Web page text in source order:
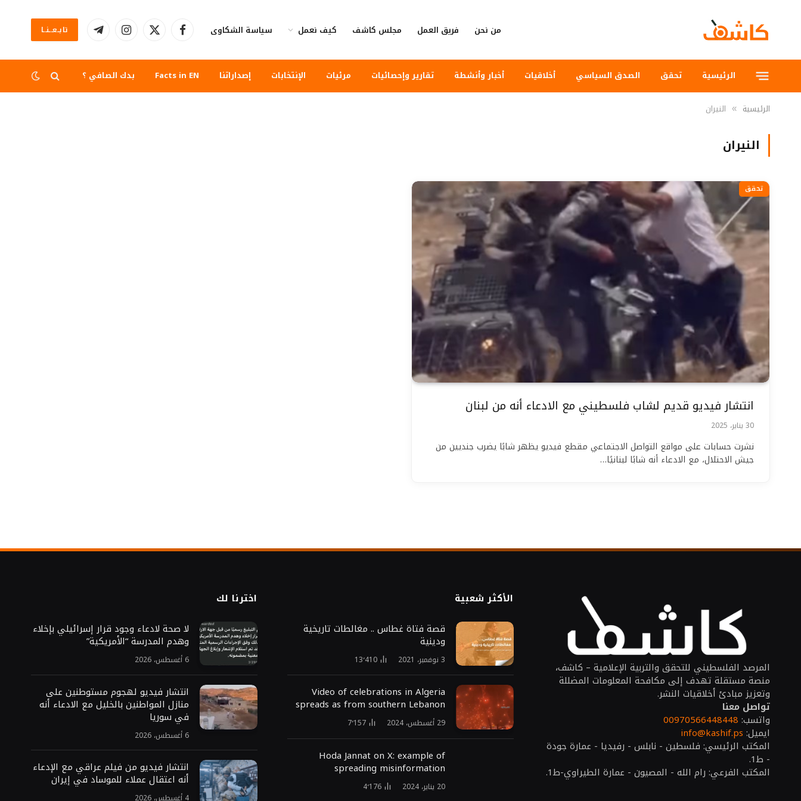
من نحن فريق العمل مجلس كاشف كيف نعمل سياسة الشكاوى فيسبوكX الانستغرامتيلقرام تابــعــنــا
الرئيسية تحقق الصدق السياسي أخلاقيات أخبار وأنشطة تقارير وإحصائيات مرئيات الإنتخابات إصداراتنا Facts in EN بدك الصافي ؟
الرئيسية » النيران
النيران
تحقق
انتشار فيديو قديم لشاب فلسطيني مع الادعاء أنه من لبنان
30 يناير، 2025
نشرت حسابات على مواقع التواصل الاجتماعي مقطع فيديو يظهر شابًا يضرب جنديين من
جيش الاحتلال، مع الادعاء أنه شابًا لبنانيًا…
المرصد الفلسطيني للتحقق والتربية الإعلامية – كاشف،
منصة مستقلة تهدف إلى مكافحة المعلومات المضللة
وتعزيز مبادئ أخلاقيات النشر.
تواصل معنا
واتسب: 00970566448448
ايميل: info@kashif.ps
المكتب الرئيسي: فلسطين - نابلس - رفيديا - عمارة جودة
- ط1.
المكتب الفرعي: رام الله - المصيون - عمارة الطيراوي-ط1.
الأكثر شعبية
قصة فتاة غطاس .. مغالطات تاريخية
ودينية
3 نوفمبر، 2021 13٬410
Video of celebrations in Algeria
spreads as from southern Lebanon
29 أغسطس، 2024 7٬157
Hoda Jannat on X: example of
spreading misinformation
20 يناير، 2024 4٬176
اخترنا لك
لا صحة لادعاء وجود قرار إسرائيلي بإخلاء
وهدم المدرسة “الأمريكية”
6 أغسطس، 2026
انتشار فيديو لهجوم مستوطنين على
منازل المواطنين بالخليل مع الادعاء أنه
في سوريا
6 أغسطس، 2026
انتشار فيديو من فيلم عراقي مع الإدعاء
أنه اعتقال عملاء للموساد في إيران
4 أغسطس، 2026